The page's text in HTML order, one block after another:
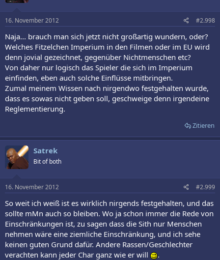
16. November 2012 #2.998
Naja... brauch man sich jetzt nicht großartig wundern, oder?
Welches Fitzelchen Imperium in den Filmen oder im EU wird
denn jovial gezeichnet, gegenüber Nichtmenschen etc?
Von daher nur logisch das Spieler die sich im Imperium
einfinden, eben auch solche Einflüsse mitbringen.
Zumal meinem Wissen nach nirgendwo festgehalten wurde,
dass es sowas nicht geben soll, geschweige denn irgendeine
Reglementierung.
Zitieren
Satrek
Bit of both
16. November 2012 #2.999
So weit ich weiß ist es wirklich nirgends festgehalten, und das
sollte mMn auch so bleiben. Wo ja schon immer die Rede von
Einschränkungen ist, zu sagen dass die Sith nur Menschen
nehmen wäre eine ziemliche Einschränkung, und ich sehe
keinen guten Grund dafür. Andere Rassen/Geschlechter
verachten kann jeder Char ganz wie er will
.